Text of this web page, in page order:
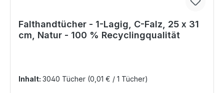
Falthandtücher - 1-Lagig, C-Falz, 25 x 31
cm, Natur - 100 % Recyclingqualität
Inhalt: 3040 Tücher (0,01 € / 1 Tücher)